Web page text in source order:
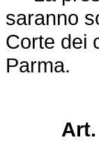
saranno
Corte dei
Parma.
Art.